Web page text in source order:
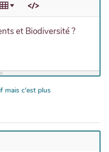
et Biodiversité ?
mais c'est plus